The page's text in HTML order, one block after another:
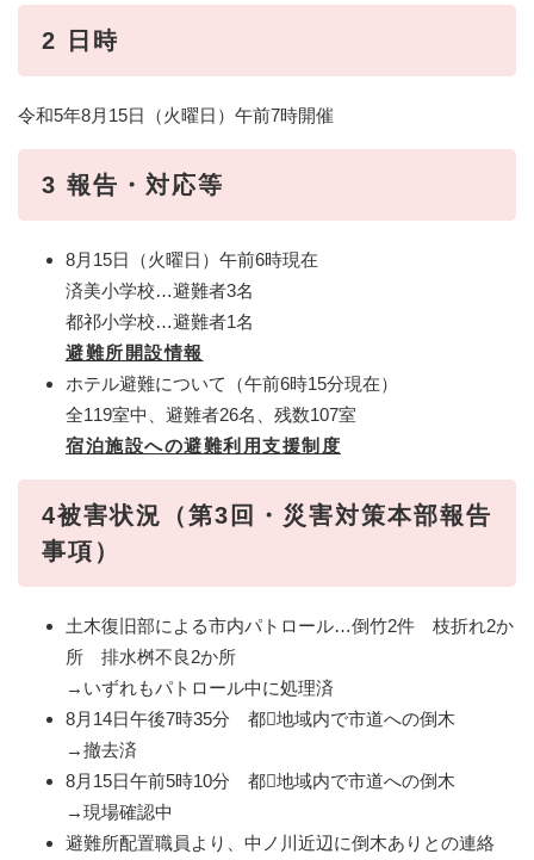
2 日時
令和5年8月15日（火曜日）午前7時開催
3 報告・対応等
8月15日（火曜日）午前6時現在
​済美小学校…避難者3名
​都祁小学校…避難者1名
避難所開設情報
ホテル避難について（午前6時15分現在）
​全119室中、避難者26名、残数107室
宿泊施設への避難利用支援制度
4被害状況（第3回・災害対策本部報告
事項）
土木復旧部による市内パトロール…倒竹2件 枝折れ2か
所 排水桝不良2か所​
→いずれもパトロール中に処理済​
8月14日午後7時35分 都地域内で市道への倒木
→撤去済
8月15日午前5時10分 都地域内で市道への倒木
​→現場確認中
避難所配置職員より、中ノ川近辺に倒木ありとの連絡